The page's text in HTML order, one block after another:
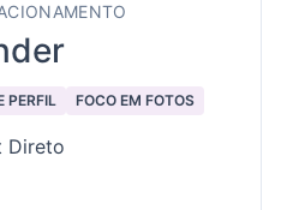
PERFIL FOCO EM FOTOS
Direto